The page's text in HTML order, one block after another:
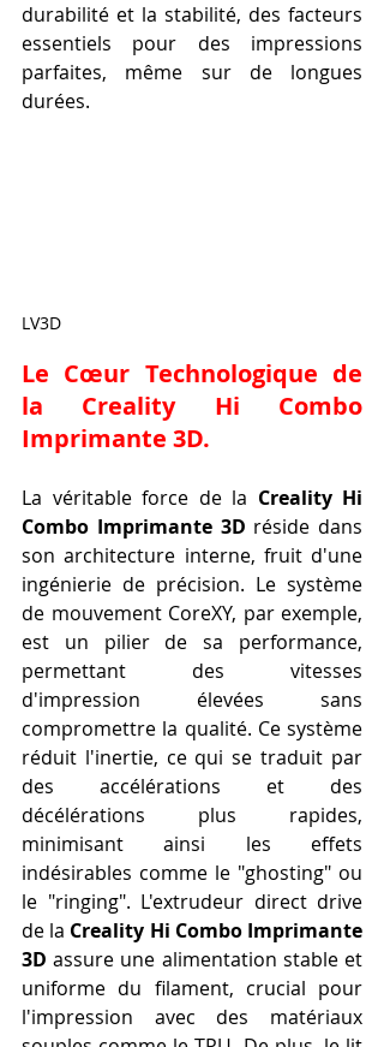
durabilité et la stabilité, des facteurs
essentiels pour des impressions
parfaites, même sur de longues
durées.
LV3D
Le Cœur Technologique de
la Creality Hi Combo
Imprimante 3D.
La véritable force de la Creality Hi
Combo Imprimante 3D réside dans
son architecture interne, fruit d'une
ingénierie de précision. Le système
de mouvement CoreXY, par exemple,
est un pilier de sa performance,
permettant des vitesses
d'impression élevées sans
compromettre la qualité. Ce système
réduit l'inertie, ce qui se traduit par
des accélérations et des
décélérations plus rapides,
minimisant ainsi les effets
indésirables comme le "ghosting" ou
le "ringing". L'extrudeur direct drive
de la Creality Hi Combo Imprimante
3D assure une alimentation stable et
uniforme du filament, crucial pour
l'impression avec des matériaux